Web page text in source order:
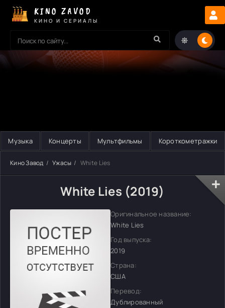
KINO ZAVOD
КИНО И СЕРИАЛЫ
Музыка Концерты Мультфильмы Короткометражки
Кино Завод Ужасы White Lies
White Lies (2019)
Оригинальное название:
White Lies
Год выпуска:
2019
Страна:
США
Перевод:
Дублированный